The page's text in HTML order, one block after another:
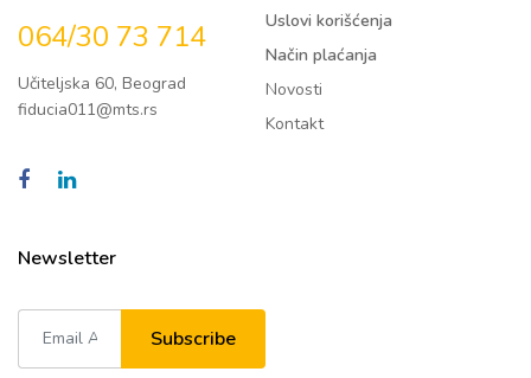
064/30 73 714
Učiteljska 60, Beograd
fiducia011@mts.rs
Uslovi korišćenja
Način plaćanja
Novosti
Kontakt
Newsletter
Subscribe